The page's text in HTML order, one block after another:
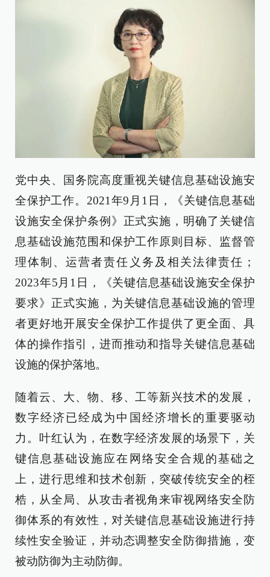
党中央、国务院高度重视关键信息基础设施安
全保护工作。2021年9月1日，《关键信息基础
设施安全保护条例》正式实施，明确了关键信
息基础设施范围和保护工作原则目标、监督管
理体制、运营者责任义务及相关法律责任；
2023年5月1日，《关键信息基础设施安全保护
要求》正式实施，为关键信息基础设施的管理
者更好地开展安全保护工作提供了更全面、具
体的操作指引，进而推动和指导关键信息基础
设施的保护落地。
随着云、大、物、移、工等新兴技术的发展，
数字经济已经成为中国经济增长的重要驱动
力。叶红认为，在数字经济发展的场景下，关
键信息基础设施应在网络安全合规的基础之
上，进行思维和技术创新，突破传统安全的桎
梏，从全局、从攻击者视角来审视网络安全防
御体系的有效性，对关键信息基础设施进行持
续性安全验证，并动态调整安全防御措施，变
被动防御为主动防御。